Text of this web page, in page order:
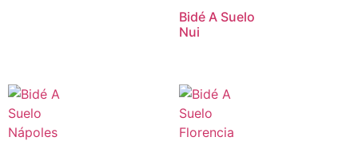
Bidé A Suelo
Nui